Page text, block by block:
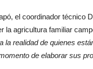
el coordinador técnico
la agricultura familiar
la realidad de quienes
de elaborar sus